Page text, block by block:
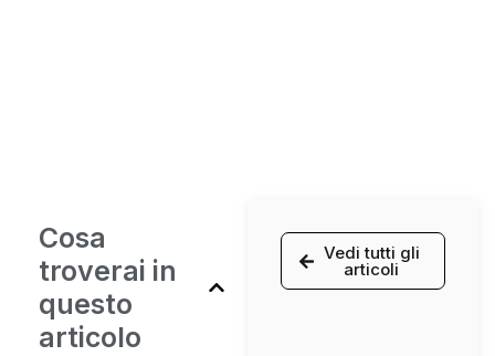
Cosa
troverai in
questo
articolo
Vedi tutti gli
articoli